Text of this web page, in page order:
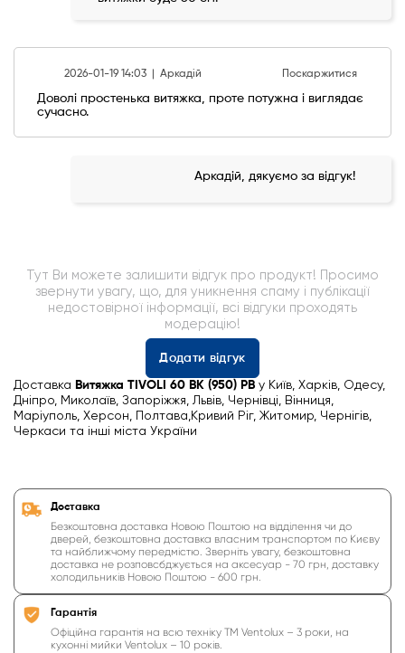
2026-01-19 14:03 | Аркадій Поскаржитися
Доволі простенька витяжка, проте потужна і виглядає
сучасно.
Аркадій, дякуємо за відгук!
Тут Ви можете залишити відгук про продукт! Просимо
звернути увагу, що, для уникнення спаму і публікації
недостовірної інформації, всі відгуки проходять
модерацію!
Додати відгук
Доставка Витяжка TIVOLI 60 BK (950) PB у Київ, Харків, Одесу,
Дніпро, Миколаїв, Запоріжжя, Львів, Чернівці, Вінниця,
Маріуполь, Херсон, Полтава,Кривий Ріг, Житомир, Чернігів,
Черкаси та інші міста України
Доставка
Безкоштовна доставка Новою Поштою на відділення чи до
дверей, безкоштовна доставка власним транспортом по Києву
та найближчому передмістю. Зверніть увагу, безкоштовна
доставка не розповсбджується на аксесуар - 70 грн, доставку
холодильників Новою Поштою - 600 грн.
Гарантія
Офіційна гарантія на всю техніку ТМ Ventolux – 3 роки, на
кухонні мийки Ventolux – 10 років.